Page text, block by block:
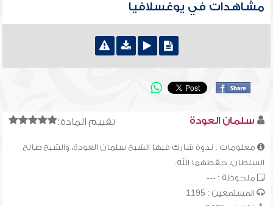
مشاهدات في يوغسلافيا
تقييم المادة: سلمان العودة
معلومات : ندوة شارك فيها الشيخ سلمان العودة، والشيخ صالح
السلطان، حفظهما الله.
ملحوظة : ---
المستمعين : 1195